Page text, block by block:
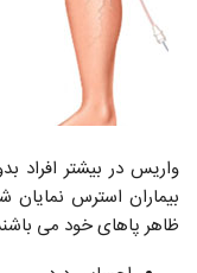
واریس در بیشتر افراد
بیماران استرس
ظاهر پاهای خود می